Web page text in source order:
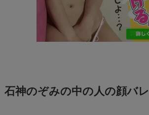
石神のぞみの中の人の顔バレ